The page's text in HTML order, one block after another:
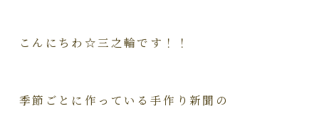
こんにちわ☆三之輪です！！
季節ごとに作っている手作り新聞の